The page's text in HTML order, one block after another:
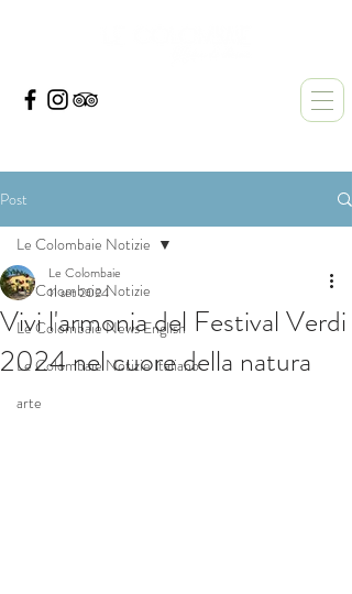
Post
Le Colombaie Notizie
Le Colombaie News English
Le Colombaie Notizie Italiano
arte
Le Colombaie Notizie
Vivi l'armonia del Festival Verdi
2024 nel cuore della natura
Le Colombaie
11 set 2024